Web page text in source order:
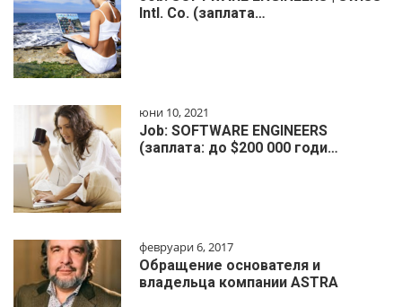
Intl. Co. (заплата…
юни 10, 2021
Job: SOFTWARE ENGINEERS
(заплата: до $200 000 годи…
февруари 6, 2017
Обращение основателя и
владельца компании ASTRA